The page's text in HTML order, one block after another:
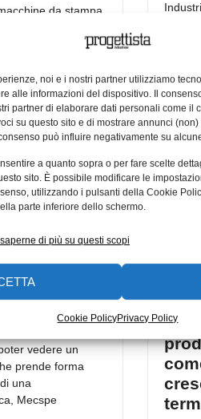
noi e i nostri partner utilizziamo
alle informazioni del dispositivo. Il
partner di elaborare dati personali come il
su questo sito e di mostrare annunci
può influire negativamente su
a quanto sopra o per fare scelte
sito. È possibile modificare le
utilizzando i pulsanti della Cookie
parte inferiore dello schermo.
di più su questi scopi
Cookie PolicyPrivacy Policy
da stampa
la stampa
vedere un
prende forma
una
Mecspe